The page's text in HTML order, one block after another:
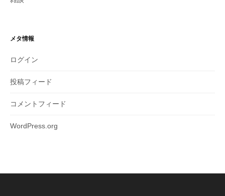
メタ情報
ログイン
投稿フィード
コメントフィード
WordPress.org